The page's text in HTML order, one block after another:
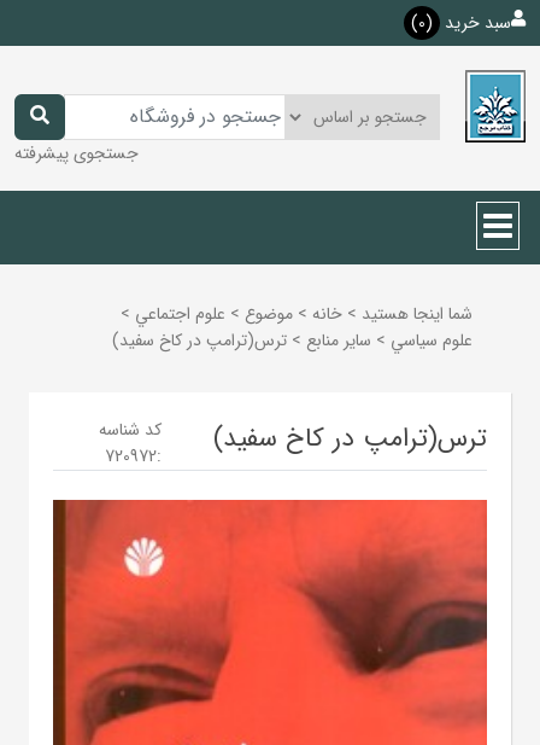
سبد خرید (0)
جستجوی پیشرفته
شما اینجا هستید > خانه > موضوع > علوم اجتماعي >
علوم سياسي > ساير منابع > ترس(ترامپ در کاخ سفید)
ترس(ترامپ در کاخ سفید)
کد شناسه
:
720972